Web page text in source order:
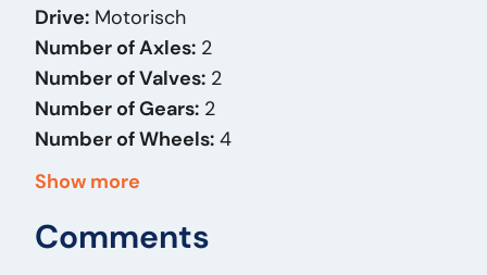
Drive: Motorisch
Number of Axles: 2
Number of Valves: 2
Number of Gears: 2
Number of Wheels: 4
Basic Color:
Allow Bidding:N
Show more
Comments